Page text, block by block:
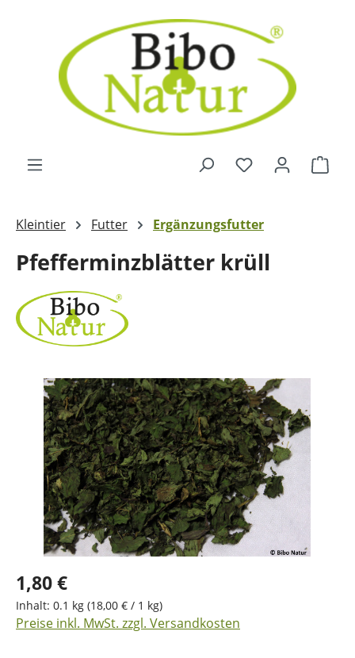
Zum Hauptinhalt springen
Kleintier Futter Ergänzungsfutter
Pfefferminzblätter krüll
Bildergalerie überspringen
1,80 €
Inhalt: 0.1 kg (18,00 € / 1 kg)
Preise inkl. MwSt. zzgl. Versandkosten